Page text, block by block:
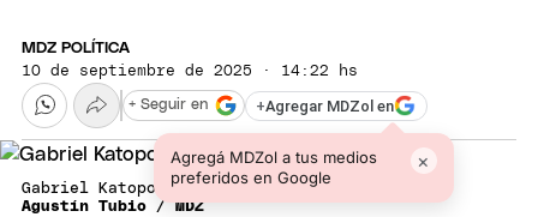
MDZ POLÍTICA
10 de septiembre de 2025 · 14:22 hs
+Agregar MDZol en
Agregá MDZol a tus medios
preferidos en Google
×
+ Seguir en
Gabriel Katopodis
Agustín Tubio / MDZ